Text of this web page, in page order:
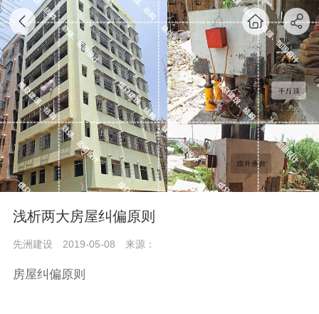
浅析两大房屋纠偏原则
先洲建设 2019-05-08 来源：
房屋纠偏原则